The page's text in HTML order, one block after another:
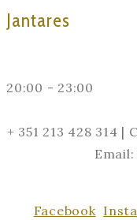
Jantares
20:00 - 23:00
+ 351 213 428 314
Facebook